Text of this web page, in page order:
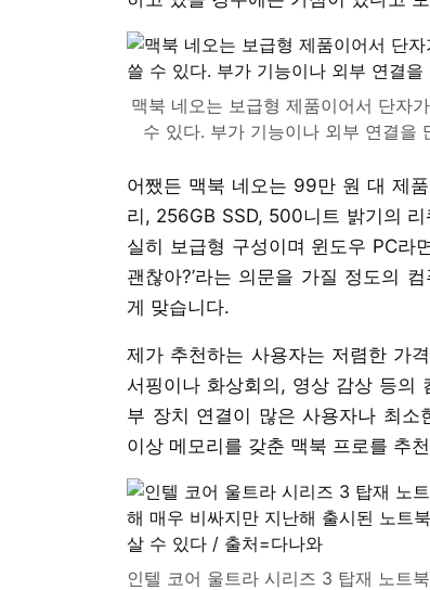
맥북 네오는 보급형 제품이어서 단자
수 있다. 부가 기능이나 외부 연결을
어쨌든 맥북 네오는 99만 원 대 제
리, 256GB SSD, 500니트 밝기의
실히 보급형 구성이며 윈도우 PC라
괜찮아?’라는 의문을 가질 정도의
게 맞습니다.
제가 추천하는 사용자는 저렴한 가
서핑이나 화상회의, 영상 감상 등의
부 장치 연결이 많은 사용자나 최
이상 메모리를 갖춘 맥북 프로를 추
인텔 코어 울트라 시리즈 3 탑재 노트